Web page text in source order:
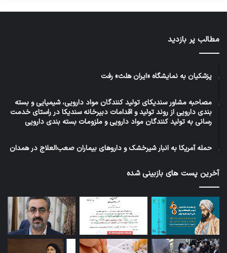
مطالب پر بازدید
پزشکیان به نمایشگاه «ایران هلث» رفت
مصاحبه مشاور سندیکای تولید کنندگان مواد دارویی، شیمیایی و بسته
بندی دارویی از روند تولید و اقدامات دبیرخانه سندیکا در راستای خدمت
رسانی به تولید کنندگان مواد دارویی و ملزومات بسته بندی دارویی
حمله آمریکا به انبار شیرخشک و داروهای بیماران صعب‌العلاج در همدان
آخرین پست های بازبینی شده